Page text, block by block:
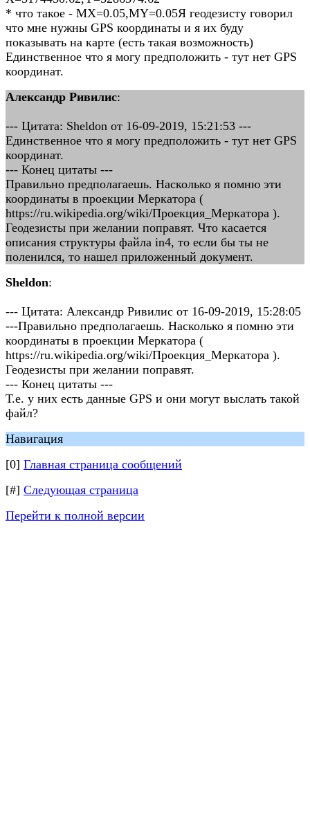
* что такое - MX=0.05,MY=0.05Я геодезисту говорил
что мне нужны GPS координаты и я их буду
показывать на карте (есть такая возможность)
Единственное что я могу предположить - тут нет GPS
координат.
Александр Ривилис:
--- Цитата: Sheldon от 16-09-2019, 15:21:53 ---
Единственное что я могу предположить - тут нет GPS
координат.
--- Конец цитаты ---
Правильно предполагаешь. Насколько я помню эти
координаты в проекции Меркатора (
https://ru.wikipedia.org/wiki/Проекция_Меркатора ).
Геодезисты при желании поправят. Что касается
описания структуры файла in4, то если бы ты не
поленился, то нашел приложенный документ.
Sheldon:
--- Цитата: Александр Ривилис от 16-09-2019, 15:28:05
---Правильно предполагаешь. Насколько я помню эти
координаты в проекции Меркатора (
https://ru.wikipedia.org/wiki/Проекция_Меркатора ).
Геодезисты при желании поправят.
--- Конец цитаты ---
Т.е. у них есть данные GPS и они могут выслать такой
файл?
Навигация
[0] Главная страница сообщений
[#] Следующая страница
Перейти к полной версии